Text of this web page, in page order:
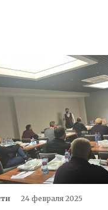
24 февраля 2025